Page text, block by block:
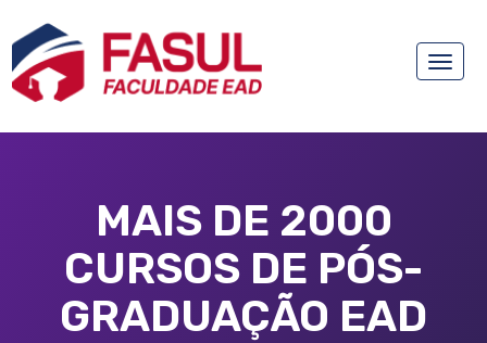
Toggle
MAIS DE 2000
CURSOS DE PÓS-
GRADUAÇÃO EAD